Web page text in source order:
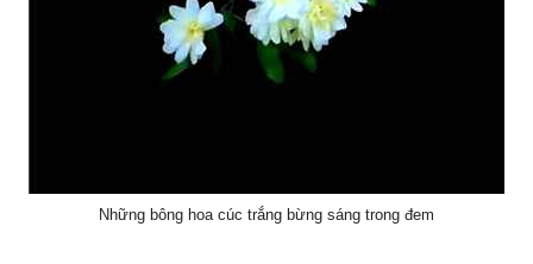
Những bông hoa cúc trắng bừng sáng trong đem